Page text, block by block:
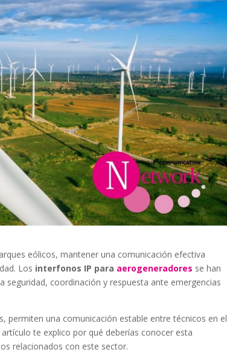
eólicos, mantener una comunicación efectiva
Los interfonos IP para aerogeneradores se han
coordinación y respuesta ante emergencias
permiten una comunicación estable entre técnicos en el
te explico por qué deberías conocer esta
relacionados con este sector.